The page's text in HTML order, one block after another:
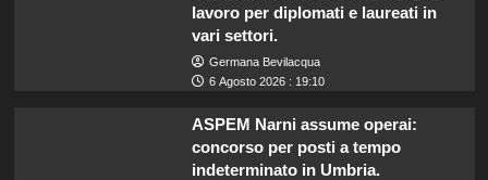
lavoro per diplomati e laureati in
vari settori.
Germana Bevilacqua
6 Agosto 2026 : 19:10
ASPEM Narni assume operai:
concorso per posti a tempo
indeterminato in Umbria.